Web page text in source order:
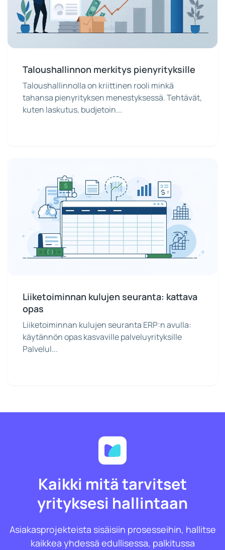
Taloushallinnon merkitys pienyrityksille
Taloushallinnolla on kriittinen rooli minkä
tahansa pienyrityksen menestyksessä. Tehtävät,
kuten laskutus, budjetoin...
Liiketoiminnan kulujen seuranta: kattava
opas
Liiketoiminnan kulujen seuranta ERP:n avulla:
käytännön opas kasvaville palveluyrityksille
Palvelul...
Kaikki mitä tarvitset
yrityksesi hallintaan
Asiakasprojekteista sisäisiin prosesseihin, hallitse
kaikkea yhdessä edullisessa, palkitussa